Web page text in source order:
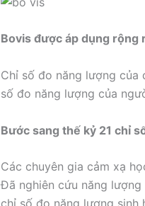
Bovis được áp dụng rộng
Chỉ số đo năng lượng
số đo năng lượng của
Bước sang thế kỷ 21 chỉ
Các chuyên gia cảm xạ
Đã nghiên cứu năng